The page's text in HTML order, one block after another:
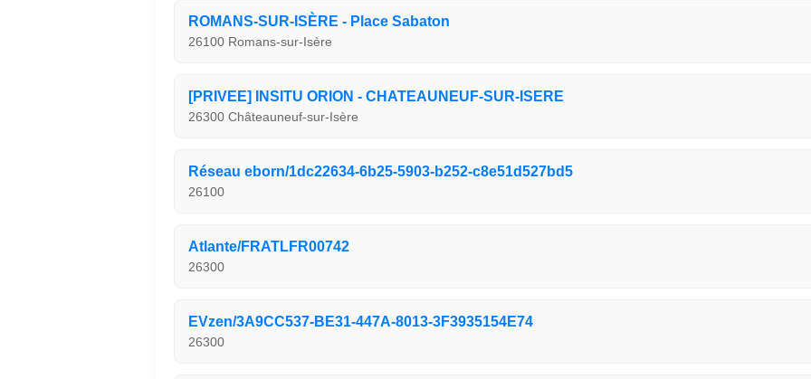
ROMANS-SUR-ISÈRE - Place Sabaton
26100 Romans-sur-Isère
[PRIVEE] INSITU ORION - CHATEAUNEUF-SUR-ISERE
26300 Châteauneuf-sur-Isère
Réseau eborn/1dc22634-6b25-5903-b252-c8e51d527bd5
26100
Atlante/FRATLFR00742
26300
EVzen/3A9CC537-BE31-447A-8013-3F3935154E74
26300